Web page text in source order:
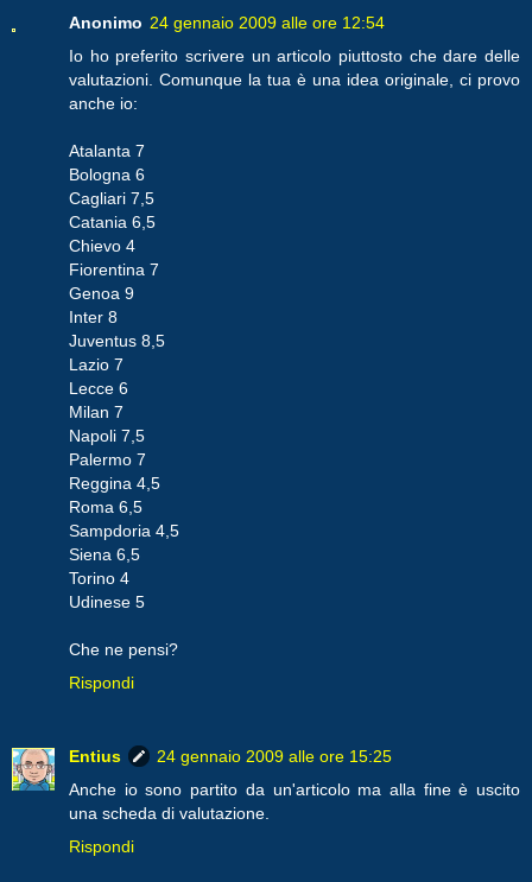
Anonimo 24 gennaio 2009 alle ore 12:54
Io ho preferito scrivere un articolo piuttosto che dare delle
valutazioni. Comunque la tua è una idea originale, ci provo
anche io:
Atalanta 7
Bologna 6
Cagliari 7,5
Catania 6,5
Chievo 4
Fiorentina 7
Genoa 9
Inter 8
Juventus 8,5
Lazio 7
Lecce 6
Milan 7
Napoli 7,5
Palermo 7
Reggina 4,5
Roma 6,5
Sampdoria 4,5
Siena 6,5
Torino 4
Udinese 5
Che ne pensi?
Rispondi
Entius
24 gennaio 2009 alle ore 15:25
Anche io sono partito da un'articolo ma alla fine è uscito
una scheda di valutazione.
Rispondi